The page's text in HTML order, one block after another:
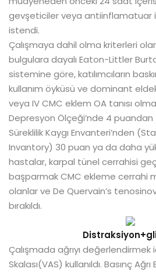
gevşeticiler veya antiinflamatuar
istendi.
Çalışmaya dahil olma kriterleri
bulgulara dayalı Eaton-Littler
sistemine göre, katılımcıların
kullanım öyküsü ve dominant
veya IV CMC eklem OA tanısı
Depresyon Ölçeği’nde 4
Süreklilik Kaygı Envanteri’nden
Invantory) 30 puan ya da daha
hastalar, karpal tünel cerrahisi
başparmak CMC ekleme cerrahi
olanlar ve De Quervain’s
bırakıldı.
Çalışmada ağrıyı değerlendirmek
Skalası(VAS) kullanıldı. Basınç